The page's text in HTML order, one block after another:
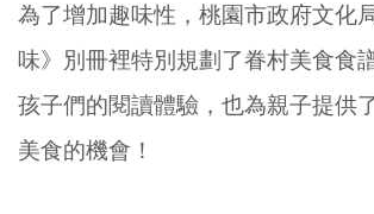
為了增加趣味性，桃園市政府文化
味》別冊裡特別規劃了眷村美食食
孩子們的閱讀體驗，也為親子提供
美食的機會！